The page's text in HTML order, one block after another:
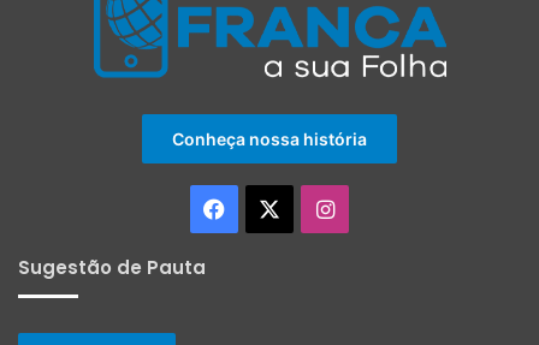
Conheça nossa história
Facebook Instagram
Sugestão de Pauta